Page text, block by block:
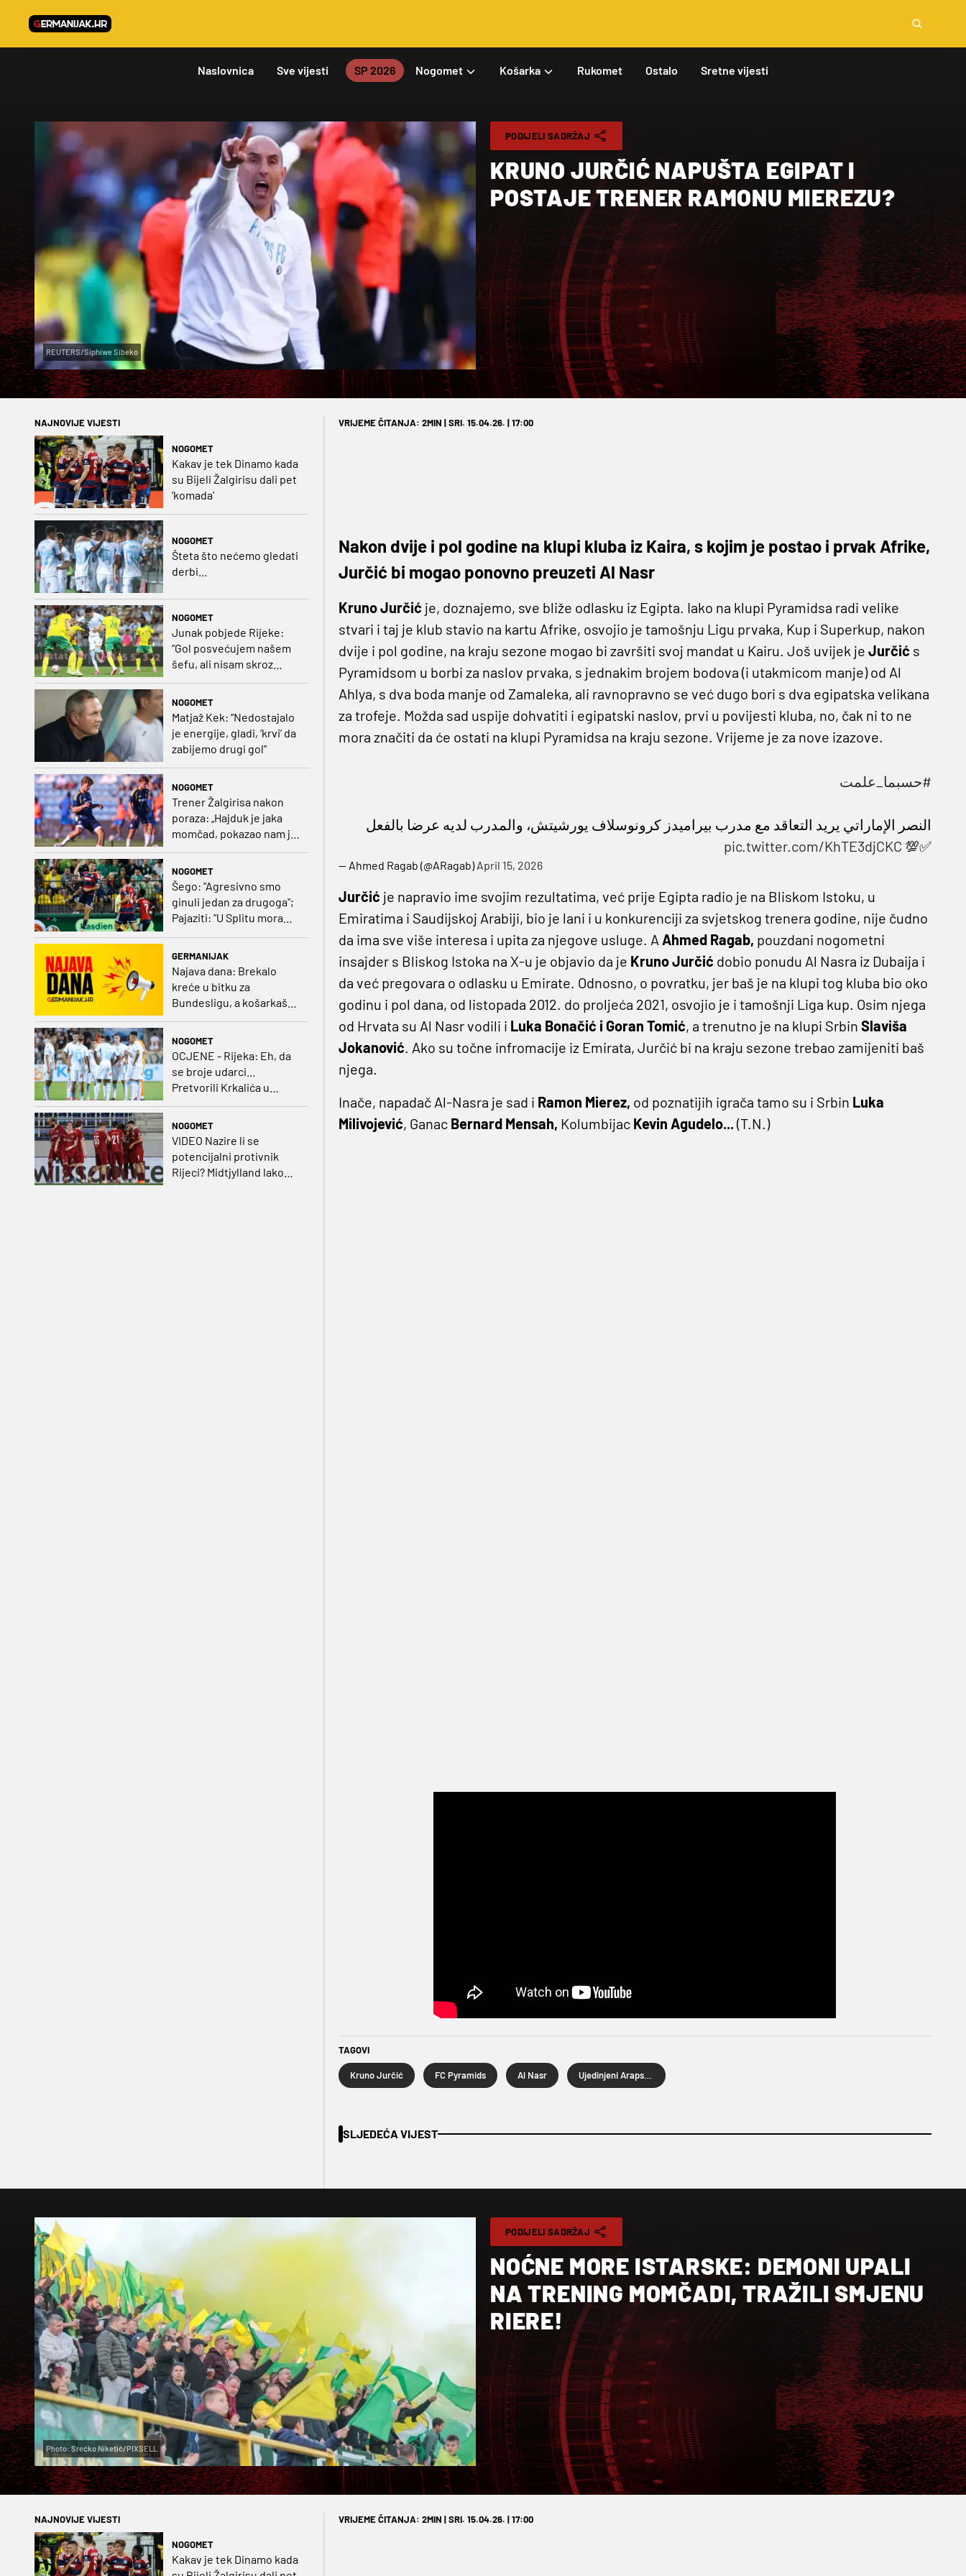
Naslovnica Sve vijesti SP 2026 Nogomet Košarka Rukomet Ostalo Sretne vijesti
REUTERS/Siphiwe Sibeko
PODIJELI SADRŽAJ
KRUNO JURČIĆ NAPUŠTA EGIPAT I
POSTAJE TRENER RAMONU MIEREZU?
NAJNOVIJE VIJESTI
NOGOMET
Kakav je tek Dinamo kada
su Bijeli Žalgirisu dali pet
'komada'
NOGOMET
Šteta što nećemo gledati
derbi...
NOGOMET
Junak pobjede Rijeke:
“Gol posvećujem našem
šefu, ali nisam skroz
zadovoljan, trebali smo
razlike”
NOGOMET
Matjaž Kek: “Nedostajalo
je energije, gladi, ‘krvi’ da
zabijemo drugi gol”
NOGOMET
Trener Žalgirisa nakon
poraza: „Hajduk je jaka
momčad, pokazao nam je
NOGOMET
Šego: "Agresivno smo
ginuli jedan za drugoga";
Pajaziti: "U Splitu moramo
GERMANIJAK
Najava dana: Brekalo
kreće u bitku za
Bundesligu, a košarkaški
kadeti po A diviziju
NOGOMET
OCJENE - Rijeka: Eh, da
se broje udarci...
Pretvorili Krkalića u
NOGOMET
VIDEO Nazire li se
potencijalni protivnik
Rijeci? Midtjylland lako
VRIJEME ČITANJA: 2MIN | SRI. 15.04.26. | 17:00
Nakon dvije i pol godine na klupi kluba iz Kaira, s kojim je postao i prvak Afrike,
Jurčić bi mogao ponovno preuzeti Al Nasr
Kruno Jurčić je, doznajemo, sve bliže odlasku iz Egipta. Iako na klupi Pyramidsa radi velike
stvari i taj je klub stavio na kartu Afrike, osvojio je tamošnju Ligu prvaka, Kup i Superkup, nakon
dvije i pol godine, na kraju sezone mogao bi završiti svoj mandat u Kairu. Još uvijek je Jurčić s
Pyramidsom u borbi za naslov prvaka, s jednakim brojem bodova (i utakmicom manje) od Al
Ahlya, s dva boda manje od Zamaleka, ali ravnopravno se već dugo bori s dva egipatska velikana
za trofeje. Možda sad uspije dohvatiti i egipatski naslov, prvi u povijesti kluba, no, čak ni to ne
mora značiti da će ostati na klupi Pyramidsa na kraju sezone. Vrijeme je za nove izazove.
#حسبما_علمت
النصر الإماراتي يريد التعاقد مع مدرب بيراميدز كرونوسلاف يورشيتش، والمدرب لديه عرضا بالفعل
✅💯
pic.twitter.com/KhTE3djCKC
— Ahmed Ragab (@ARagab)April 15, 2026
Jurčić je napravio ime svojim rezultatima, već prije Egipta radio je na Bliskom Istoku, u
Emiratima i Saudijskoj Arabiji, bio je lani i u konkurenciji za svjetskog trenera godine, nije čudno
da ima sve više interesa i upita za njegove usluge. A Ahmed Ragab, pouzdani nogometni
insajder s Bliskog Istoka na X-u je objavio da je Kruno Jurčić dobio ponudu Al Nasra iz Dubaija i
da već pregovara o odlasku u Emirate. Odnosno, o povratku, jer baš je na klupi tog kluba bio oko
godinu i pol dana, od listopada 2012. do proljeća 2021, osvojio je i tamošnji Liga kup. Osim njega
od Hrvata su Al Nasr vodili i Luka Bonačić i Goran Tomić, a trenutno je na klupi Srbin Slaviša
Jokanović. Ako su točne infromacije iz Emirata, Jurčić bi na kraju sezone trebao zamijeniti baš
njega.
Inače, napadač Al-Nasra je sad i Ramon Mierez, od poznatijih igrača tamo su i Srbin Luka
Milivojević, Ganac Bernard Mensah, Kolumbijac Kevin Agudelo...(T.N.)
TAGOVI
Kruno Jurčić FC Pyramids Al Nasr Ujedinjeni Arapski Emirati
SLJEDEĆA VIJEST
Photo: Srećko Niketić/PIXSELL
PODIJELI SADRŽAJ
NOĆNE MORE ISTARSKE: DEMONI UPALI
NA TRENING MOMČADI, TRAŽILI SMJENU
RIERE!
NAJNOVIJE VIJESTI
NOGOMET
Kakav je tek Dinamo kada
VRIJEME ČITANJA: 2MIN | SRI. 15.04.26. | 17:00